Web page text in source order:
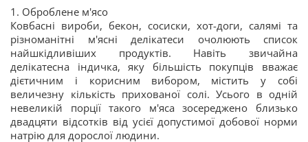
1. Оброблене м'ясо
Ковбасні вироби, бекон, сосиски, хот-доги, салямі та
різноманітні м'ясні делікатеси очолюють список
найшкідливіших продуктів. Навіть звичайна
делікатесна індичка, яку більшість покупців вважає
дієтичним і корисним вибором, містить у собі
величезну кількість прихованої солі. Усього в одній
невеликій порції такого м'яса зосереджено близько
двадцяти відсотків від усієї допустимої добової норми
натрію для дорослої людини.